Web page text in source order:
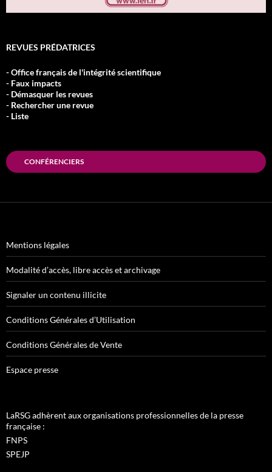
REVUES PRÉDATRICES
- Office français de l'intégrité scientifique
- Faux impacts
- Démasquer les revues
- Rechercher une revue
- Liste
CONFÉRENCIERS
Mentions légales
Modalité d’accès, libre accès et archivage
Signaler un contenu illicite
Conditions Générales d’Utilisation
Conditions Générales de Vente
Espace presse
LaRSG adhèrent aux organisations professionnelles de la presse
française :
FNPS
SPEJP